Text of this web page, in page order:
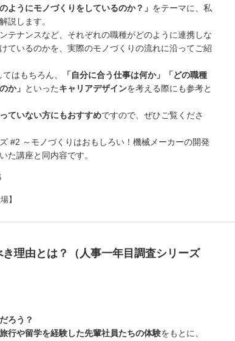
ようにモノづくりをしているのか？」 をテーマに、私
説します。
テナンスなど、それぞれの職種がどのように連携しな
ているのかを、実際のモノづくりの流れに沿ってご紹
てはもちろん、
「自分に合う仕事は何か」「どの職種
か」 といったキャリアデザインを考える際にも参考と
ていない方にもおすすめですので、ぜひご覧くださ
#2 ～モノづくりはおもしろい！機械メーカーの開発
た講座と同内容です。
】
理由とは？（人事一年目調査シリーズ
ろう？
行や留学を経験した先輩社員たちの体験をもとに、